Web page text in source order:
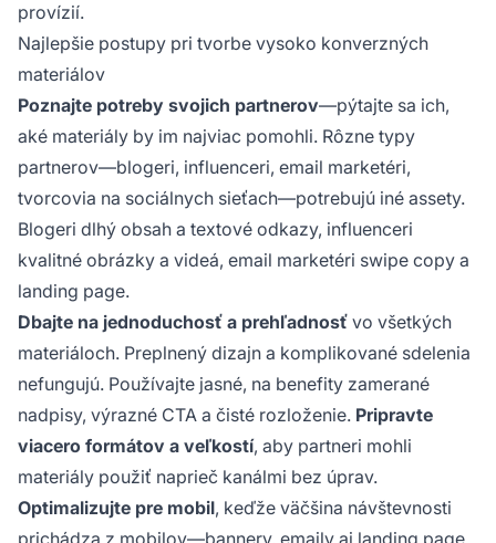
provízií.
Najlepšie postupy pri tvorbe vysoko konverzných
materiálov
Poznajte potreby svojich partnerov—pýtajte sa ich,
aké materiály by im najviac pomohli. Rôzne typy
partnerov—blogeri, influenceri, email marketéri,
tvorcovia na sociálnych sieťach—potrebujú iné assety.
Blogeri dlhý obsah a textové odkazy, influenceri
kvalitné obrázky a videá, email marketéri swipe copy a
landing page.
Dbajte na jednoduchosť a prehľadnosť vo všetkých
materiáloch. Preplnený dizajn a komplikované sdelenia
nefungujú. Používajte jasné, na benefity zamerané
nadpisy, výrazné CTA a čisté rozloženie. Pripravte
viacero formátov a veľkostí, aby partneri mohli
materiály použiť naprieč kanálmi bez úprav.
Optimalizujte pre mobil, keďže väčšina návštevnosti